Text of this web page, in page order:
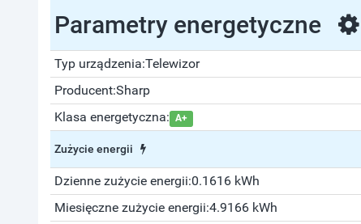
Parametry energetyczne
Typ urządzenia:Telewizor
Producent:Sharp
Klasa energetyczna: A+
Zużycie energii
Dzienne zużycie energii:0.1616 kWh
Miesięczne zużycie energii:4.9166 kWh